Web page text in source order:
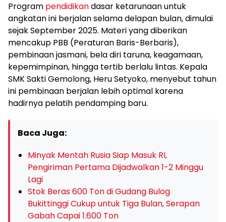
Program pendidikandasar ketarunaan untuk
angkatan ini berjalan selama delapan bulan, dimulai
sejak September 2025. Materi yang diberikan
mencakup PBB (Peraturan Baris-Berbaris),
pembinaan jasmani, bela diri taruna, keagamaan,
kepemimpinan, hingga tertib berlalu lintas. Kepala
SMK Sakti Gemolong, Heru Setyoko, menyebut tahun
ini pembinaan berjalan lebih optimal karena
hadirnya pelatih pendamping baru.
Baca Juga:
Minyak Mentah Rusia Siap Masuk RI,
Pengiriman Pertama Dijadwalkan 1-2 Minggu
Lagi
Stok Beras 600 Ton di Gudang Bulog
Bukittinggi Cukup untuk Tiga Bulan, Serapan
Gabah Capai 1.600 Ton